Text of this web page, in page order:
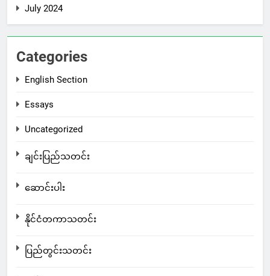
July 2024
Categories
English Section
Essays
Uncategorized
ချင်းပြည်သတင်း
ဆောင်းပါး
နိုင်ငံတကာသတင်း
ပြည်တွင်းသတင်း